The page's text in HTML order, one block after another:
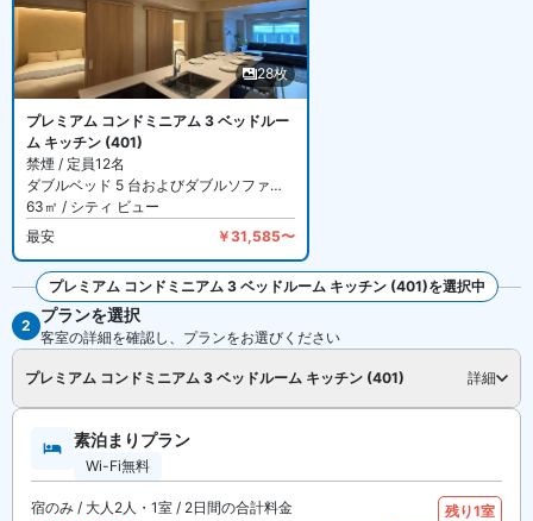
28枚
プレミアム コンドミニアム 3 ベッドルー
ム キッチン (401)
禁煙 / 定員12名
ダブルベッド 5 台およびダブルソファーベッド 1 台
63㎡ / シティ ビュー
最安
￥31,585〜
プレミアム コンドミニアム 3 ベッドルーム キッチン (401)を選択中
2 プランを選択
客室の詳細を確認し、プランをお選びください
プレミアム コンドミニアム 3 ベッドルーム キッチン (401) 詳細
素泊まりプラン
Wi-Fi無料
宿のみ / 大人2人・1室 / 2日間の合計料金 残り1室